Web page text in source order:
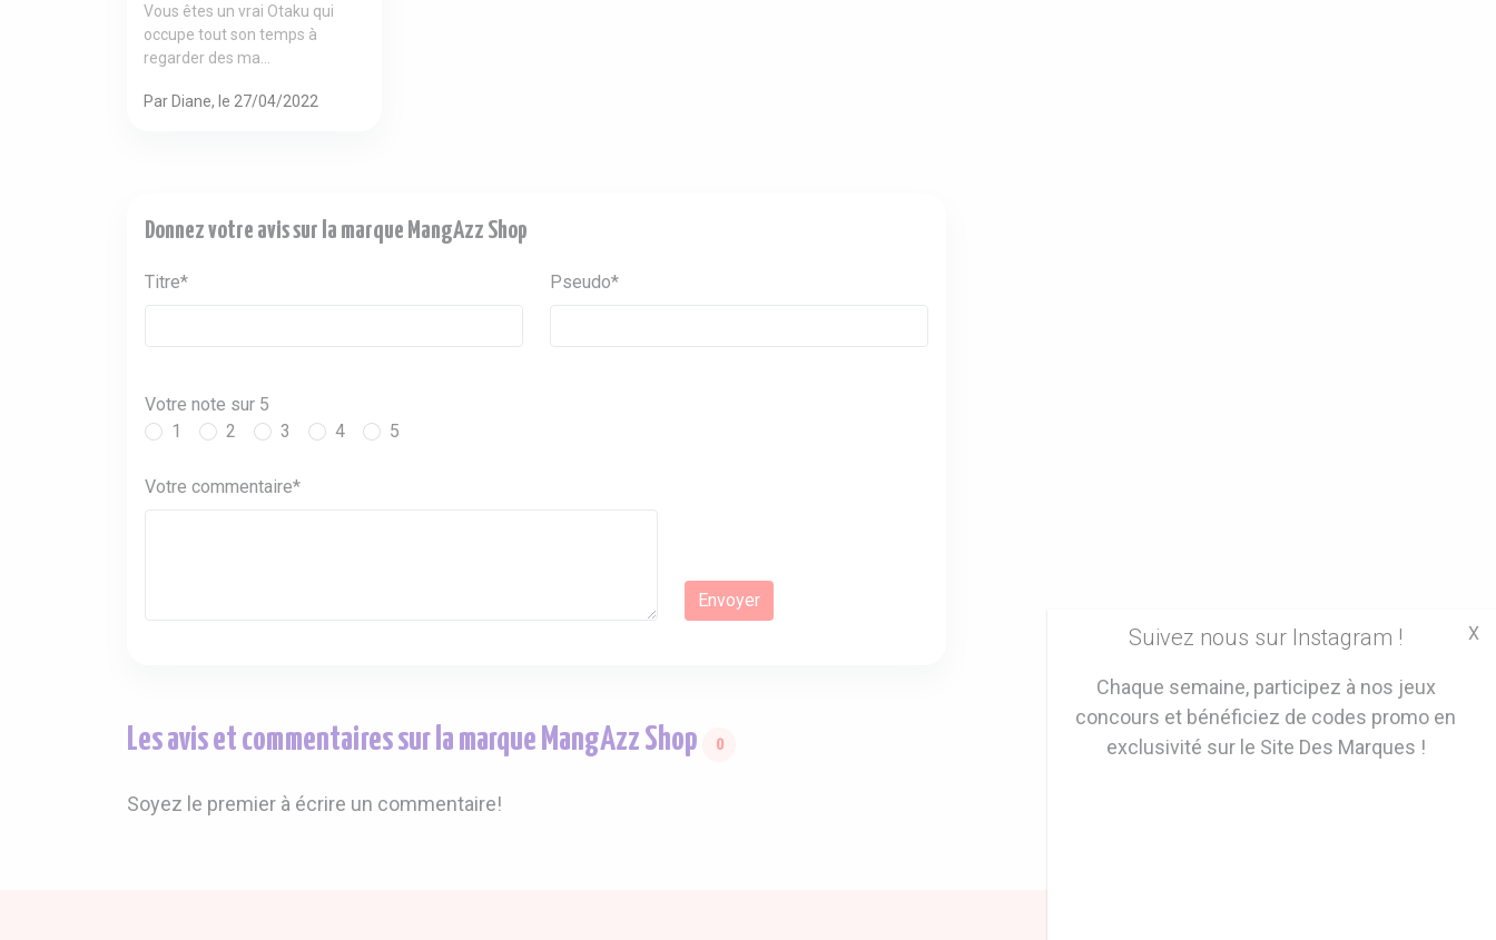
Vous êtes un vrai Otaku qui
occupe tout son temps à
regarder des ma...
Par Diane, le 27/04/2022
Donnez votre avis sur la marque MangAzz Shop
Titre* Pseudo*
Votre note sur 5
1
2 3 4 5
Votre commentaire*
Les avis et commentaires sur la marque MangAzz Shop 0
Soyez le premier à écrire un commentaire!
Suivez nous sur Instagram !
Chaque semaine, participez à nos jeux
concours et bénéficiez de codes promo en
exclusivité sur le Site Des Marques !
X